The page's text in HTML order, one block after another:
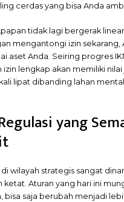
cerdas yang bisa Anda
tidak lagi bergerak
mengantongi izin sekarang,
aset Anda. Seiring progres
izin lengkap akan memiliki nilai
lipat dibanding lahan
yang
wilayah strategis sangat
Aturan yang hari ini
bisa saja berubah menjadi